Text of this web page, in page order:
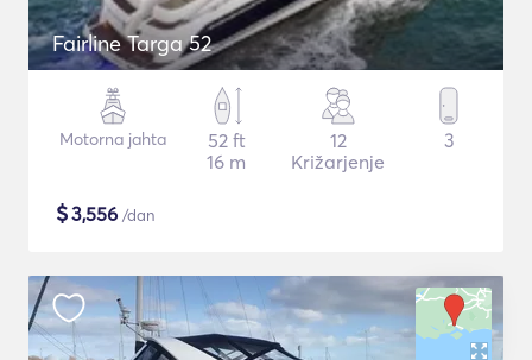
Fairline Targa 52
Motorna jahta
52 ft
16 m
12
Križarjenje
3
$3,556 /dan